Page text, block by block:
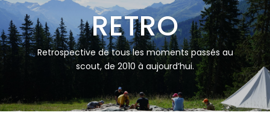
RETRO
Retrospective de tous les moments passés au
scout, de 2010 à aujourd’hui.